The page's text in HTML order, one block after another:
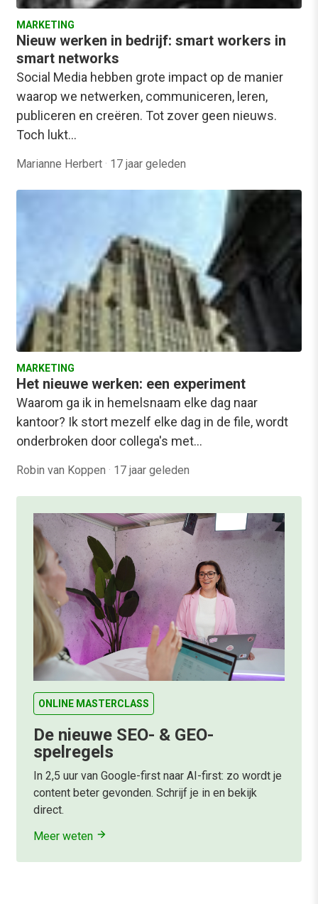
MARKETING
Nieuw werken in bedrijf: smart workers in
smart networks
Social Media hebben grote impact op de manier
waarop we netwerken, communiceren, leren,
publiceren en creëren. Tot zover geen nieuws.
Toch lukt…
Marianne Herbert · 17 jaar geleden
MARKETING
Het nieuwe werken: een experiment
Waarom ga ik in hemelsnaam elke dag naar
kantoor? Ik stort mezelf elke dag in de file, wordt
onderbroken door collega's met…
Robin van Koppen · 17 jaar geleden
ONLINE MASTERCLASS
De nieuwe SEO- & GEO-
spelregels
In 2,5 uur van Google-first naar AI-first: zo wordt je
content beter gevonden. Schrijf je in en bekijk
direct.
Meer weten